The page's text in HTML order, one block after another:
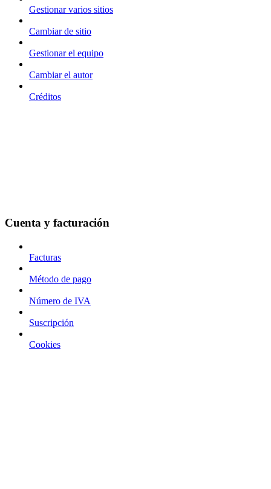
Gestionar varios sitios
Cambiar de sitio
Gestionar el equipo
Cambiar el autor
Créditos
Cuenta y facturación
Facturas
Método de pago
Número de IVA
Suscripción
Cookies